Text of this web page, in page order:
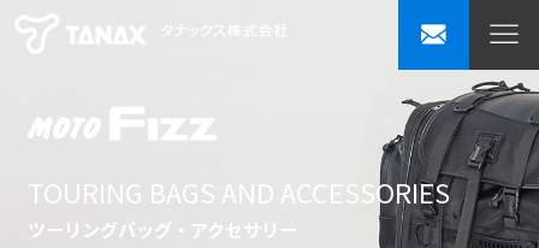
TOURING BAGS AND ACCESSORIES
ツーリングバッグ・アクセサリー